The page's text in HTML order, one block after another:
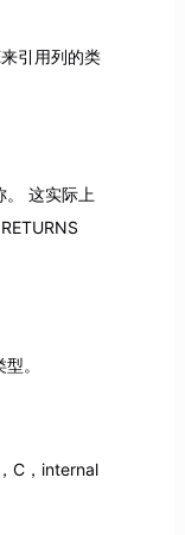
引用列的类
。 这实际上
。
C，internal